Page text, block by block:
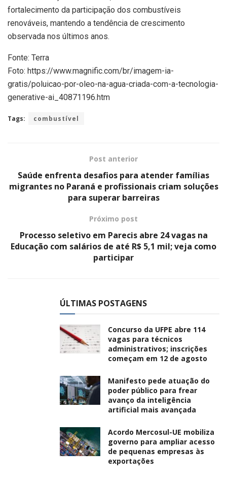
fortalecimento da participação dos combustíveis
renováveis, mantendo a tendência de crescimento
observada nos últimos anos.
Fonte: Terra
Foto: https://www.magnific.com/br/imagem-ia-
gratis/poluicao-por-oleo-na-agua-criada-com-a-tecnologia-
generative-ai_40871196.htm
Tags: combustível
Post anterior
Saúde enfrenta desafios para atender famílias
migrantes no Paraná e profissionais criam soluções
para superar barreiras
Próximo post
Processo seletivo em Parecis abre 24 vagas na
Educação com salários de até R$ 5,1 mil; veja como
participar
ÚLTIMAS POSTAGENS
Concurso da UFPE abre 114
vagas para técnicos
administrativos; inscrições
começam em 12 de agosto
Manifesto pede atuação do
poder público para frear
avanço da inteligência
artificial mais avançada
Acordo Mercosul-UE mobiliza
governo para ampliar acesso
de pequenas empresas às
exportações